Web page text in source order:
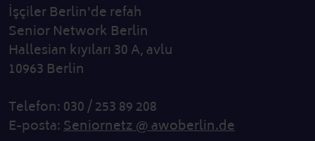
İşçiler Berlin'de refah
Senior Network Berlin
Hallesian kıyıları 30 A, avlu
10963 Berlin
Telefon: 030 / 253 89 208
E-posta:Seniornetz @ awoberlin.de